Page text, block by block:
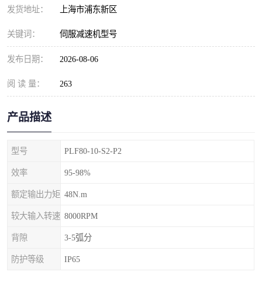
发货地址： 上海市浦东新区
关键词： 伺服减速机型号
发布日期： 2026-08-06
阅 读 量： 263
产品描述
型号 PLF80-10-S2-P2
效率 95-98%
额定输出力矩 48N.m
较大输入转速 8000RPM
背隙 3-5弧分
防护等级 IP65